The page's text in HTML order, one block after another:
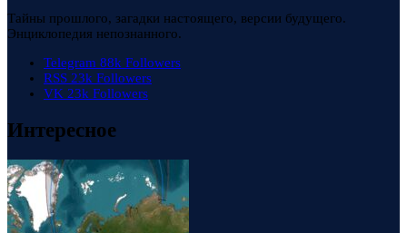
Тайны прошлого, загадки настоящего, версии будущего.
Энциклопедия непознанного.
Telegram 88k Followers
RSS 23k Followers
VK 23k Followers
Интересное